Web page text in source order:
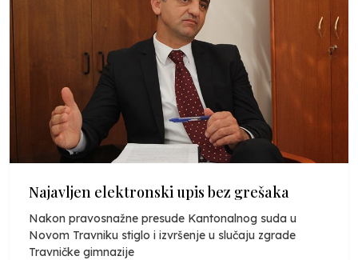
Najavljen elektronski upis bez grešaka
Nakon pravosnažne presude Kantonalnog suda u
Novom Travniku stiglo i izvršenje u slučaju zgrade
Travničke gimnazije